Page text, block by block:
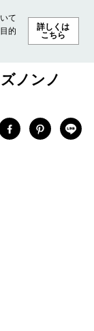
て
的
詳しくは
こちら
ション ビューテ
ノンノ